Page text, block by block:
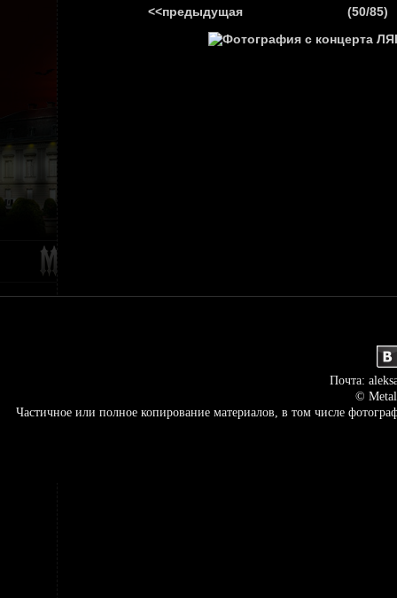
<<предыдущая (50/85)
Почта:
©
Частичное или полное копирование материалов, в том числе